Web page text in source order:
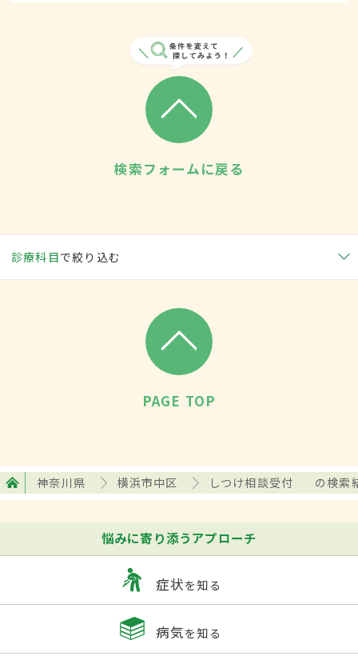
検索フォームに戻る
診療科目で絞り込む
PAGE TOP
神奈川県 横浜市中区 しつけ相談受付 の検索
悩みに寄り添うアプローチ
症状を知る
病気を知る